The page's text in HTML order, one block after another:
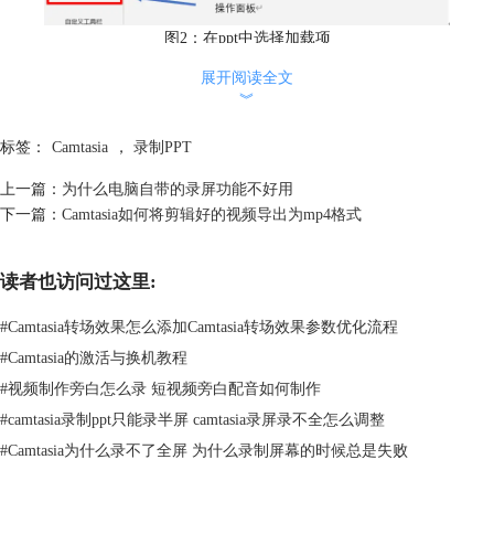
图2：在ppt中选择加载项
3.下面是放大后的Camtasia操作面板，共有五个功能按钮，自左往右
载选项。
4.操作面板中的麦克风和摄像头两个功能，是有开启和关闭两个状态
的。如下图所示，如果点击后底色变深，说明该功能已被选中，代表你的
麦克风/摄像头将被录制进你的视频。
展开阅读全文
︾
标签： Camtasia ， 录制PPT
上一篇： 为什么电脑自带的录屏功能不好用
下一篇： Camtasia如何将剪辑好的视频导出为mp4格式
读者也访问过这里:
#Camtasia转场效果怎么添加Camtasia转场效果参数优化流程
#Camtasia的激活与换机教程
#视频制作旁白怎么录 短视频旁白配音如何制作
#camtasia录制ppt只能录半屏 camtasia录屏录不全怎么调整
#Camtasia为什么录不了全屏 为什么录制屏幕的时候总是失败